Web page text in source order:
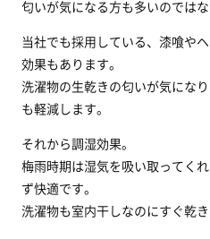
匂いが気になる方も多いのでは
当社でも採用している、漆喰や
効果もあります。
洗濯物の生乾きの匂いが気にな
も軽減します。
それから調湿効果。
梅雨時期は湿気を吸い取ってく
ず快適です。
洗濯物も室内干しなのにすぐ乾き